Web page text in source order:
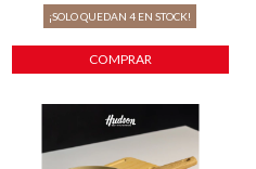
¡SOLO QUEDAN4 EN STOCK!
COMPRAR